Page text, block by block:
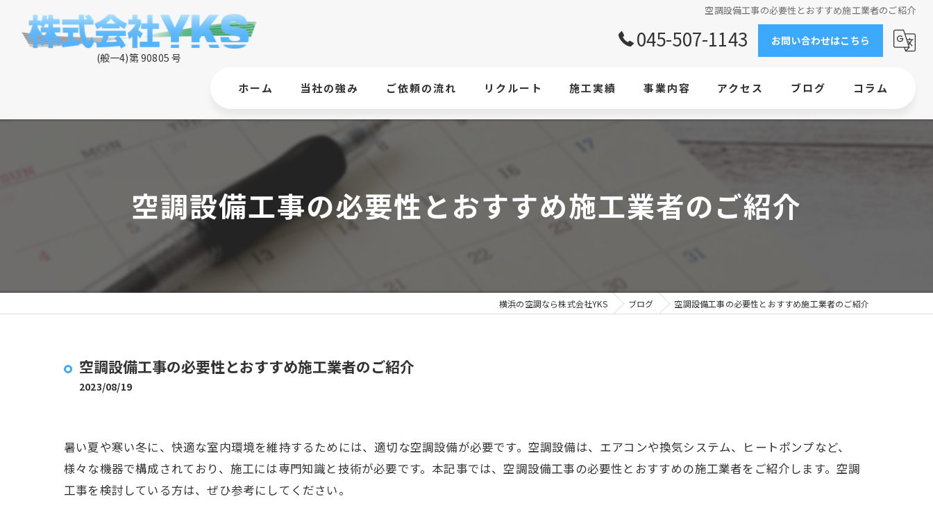
空調設備工事の必要性とおすすめ施工業者のご紹介
045-507-1143 お問い合わせはこちら
ホーム 当社の強み ご依頼の流れ リクルート 施工実績 事業内容
エアコン
アクセス ブログ コラム
空調設備工事の必要性とおすすめ施工業者のご紹介
横浜の空調なら株式会社YKS ブログ 空調設備工事の必要性とおすすめ施工業者のご紹介
空調設備工事の必要性とおすすめ施工業者のご紹介
2023/08/19
暑い夏や寒い冬に、快適な室内環境を維持するためには、適切な空調設備が必要です。空調設備は、エアコンや換気システム、ヒートポンプなど、
様々な機器で構成されており、施工には専門知識と技術が必要です。本記事では、空調設備工事の必要性とおすすめの施工業者をご紹介します。空調
工事を検討している方は、ぜひ参考にしてください。